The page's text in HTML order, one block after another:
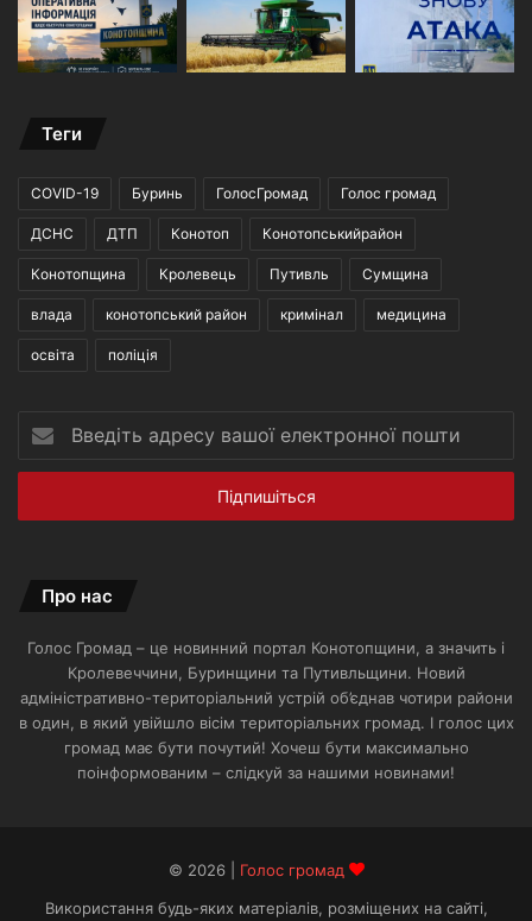
Теги
COVID-19 Буринь ГолосГромад Голос громад
ДСНС ДТП Конотоп Конотопськийрайон
Конотопщина Кролевець Путивль Сумщина
влада конотопський район кримінал медицина
освіта поліція
адресу
вашої
пошти
Про нас
Голос Громад – це новинний портал Конотопщини, а значить і
Кролевеччини, Буринщини та Путивльщини. Новий
адміністративно-територіальний устрій об’єднав чотири райони
в один, в який увійшло вісім територіальних громад. І голос цих
громад має бути почутий! Хочеш бути максимально
поінформованим – слідкуй за нашими новинами!
© 2026 | Голос громад
Використання будь-яких матеріалів, розміщених на сайті,